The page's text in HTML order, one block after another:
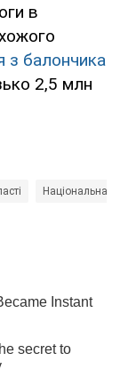
в
з балончика
2,5 млн
Національна